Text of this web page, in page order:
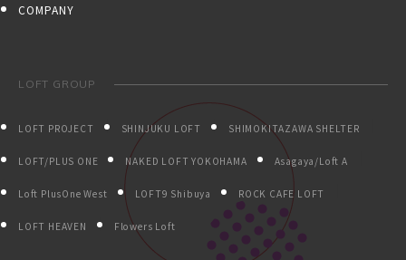
COMPANY
LOFT GROUP
LOFT PROJECT SHINJUKU LOFT SHIMOKITAZAWA SHELTER
LOFT/PLUS ONE NAKED LOFT YOKOHAMA Asagaya/Loft A
Loft PlusOne West LOFT9 Shibuya ROCK CAFE LOFT
LOFT HEAVEN Flowers Loft